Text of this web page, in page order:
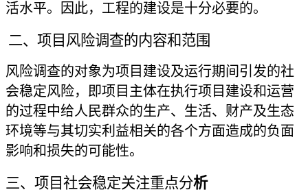
活水平。因此，工程的建设是十分必要的。
二、项目风险调查的内容和范围
风险调查的对象为项目建设及运行期间引发的社
会稳定风险，即项目主体在执行项目建设和运营
的过程中给人民群众的生产、生活、财产及生态
环境等与其切实利益相关的各个方面造成的负面
影响和损失的可能性。
三、项目社会稳定关注重点分析